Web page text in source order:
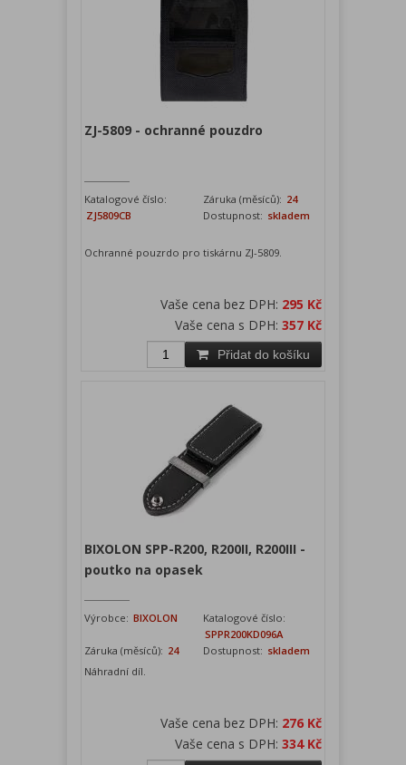
ZJ-5809 - ochranné pouzdro
Katalogové číslo:
ZJ5809CB
Záruka (měsíců): 24
Dostupnost: skladem
Ochranné pouzrdo pro tiskárnu ZJ-5809.
Vaše cena bez DPH: 295 Kč
Vaše cena s DPH: 357 Kč
Přidat do košíku
BIXOLON SPP-R200, R200II, R200III -
poutko na opasek
Výrobce: BIXOLON
Katalogové číslo:
SPPR200KD096A
Záruka (měsíců): 24 Dostupnost: skladem
Náhradní díl.
Vaše cena bez DPH: 276 Kč
Vaše cena s DPH: 334 Kč